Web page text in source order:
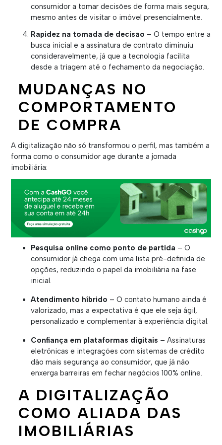
consumidor a tomar decisões de forma mais segura,
mesmo antes de visitar o imóvel presencialmente.
Rapidez na tomada de decisão – O tempo entre a
busca inicial e a assinatura de contrato diminuiu
consideravelmente, já que a tecnologia facilita
desde a triagem até o fechamento da negociação.
MUDANÇAS NO
COMPORTAMENTO
DE COMPRA
A digitalização não só transformou o perfil, mas também a
forma como o consumidor age durante a jornada
imobiliária:
Pesquisa online como ponto de partida – O
consumidor já chega com uma lista pré-definida de
opções, reduzindo o papel da imobiliária na fase
inicial.
Atendimento híbrido – O contato humano ainda é
valorizado, mas a expectativa é que ele seja ágil,
personalizado e complementar à experiência digital.
Confiança em plataformas digitais – Assinaturas
eletrônicas e integrações com sistemas de crédito
dão mais segurança ao consumidor, que já não
enxerga barreiras em fechar negócios 100% online.
A DIGITALIZAÇÃO
COMO ALIADA DAS
IMOBILIÁRIAS